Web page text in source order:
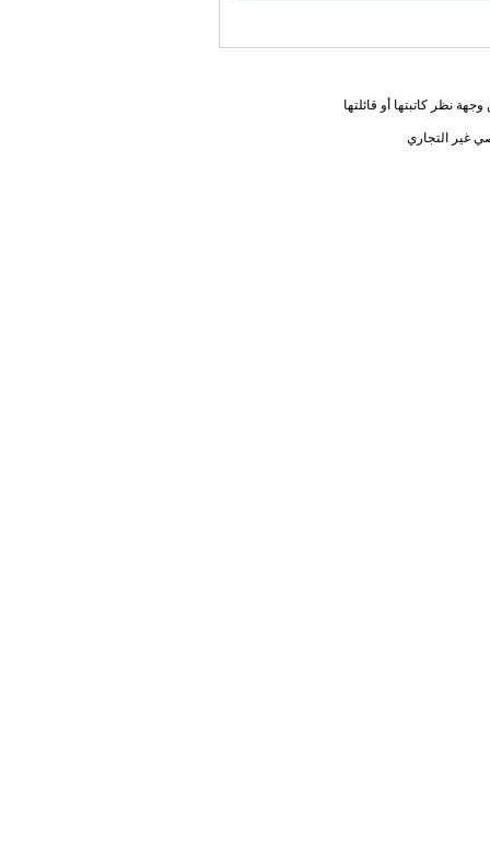
نظر كاتبتها أو قائلتها
غير التجاري